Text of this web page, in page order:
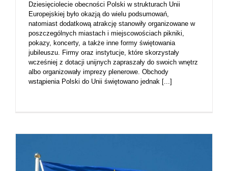
Dziesięciolecie obecności Polski w strukturach Unii
Europejskiej było okazją do wielu podsumowań,
natomiast dodatkową atrakcję stanowiły organizowane w
poszczególnych miastach i miejscowościach pikniki,
pokazy, koncerty, a także inne formy świętowania
jubileuszu. Firmy oraz instytucje, które skorzystały
wcześniej z dotacji unijnych zapraszały do swoich wnętrz
albo organizowały imprezy plenerowe. Obchody
wstąpienia Polski do Unii świętowano jednak [...]